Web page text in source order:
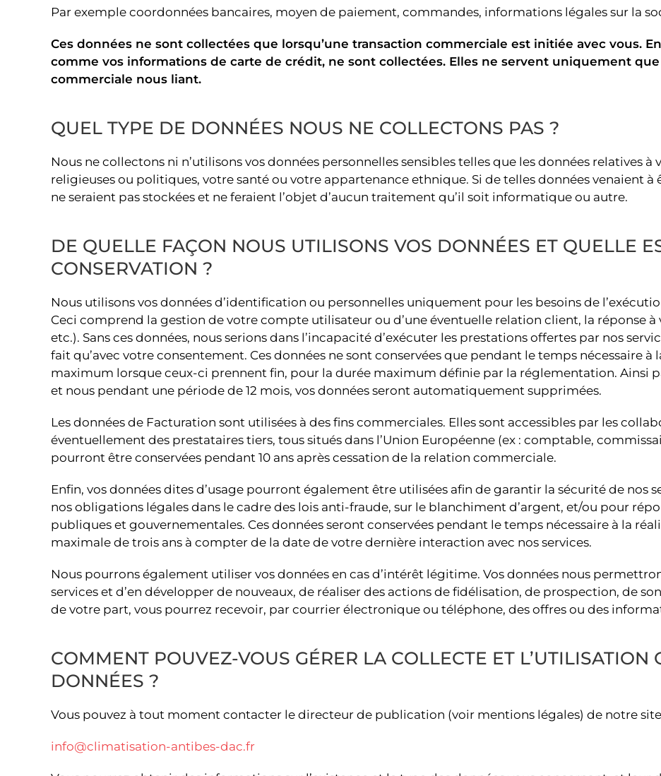
Par exemple coordonnées bancaires, moyen de paiement, commandes, informations légales sur la
Ces données ne sont collectées que lorsqu’une transaction commerciale est initiée avec vous.
comme vos informations de carte de crédit, ne sont collectées. Elles ne servent uniquement
commerciale nous liant.
QUEL TYPE DE DONNÉES NOUS NE COLLECTONS PAS ?
Nous ne collectons ni n’utilisons vos données personnelles sensibles telles que les données relatives
religieuses ou politiques, votre santé ou votre appartenance ethnique. Si de telles données venaient à
ne seraient pas stockées et ne feraient l’objet d’aucun traitement qu’il soit informatique ou autre.
DE QUELLE FAÇON NOUS UTILISONS VOS DONNÉES ET QUELLE
CONSERVATION ?
Nous utilisons vos données d’identification ou personnelles uniquement pour les besoins de
Ceci comprend la gestion de votre compte utilisateur ou d’une éventuelle relation client, la réponse
etc.). Sans ces données, nous serions dans l’incapacité d’exécuter les prestations offertes par nos
fait qu’avec votre consentement. Ces données ne sont conservées que pendant le temps nécessaire à
maximum lorsque ceux-ci prennent fin, pour la durée maximum définie par la réglementation. Ainsi
et nous pendant une période de 12 mois, vos données seront automatiquement supprimées.
Les données de Facturation sont utilisées à des fins commerciales. Elles sont accessibles par les
éventuellement des prestataires tiers, tous situés dans l’Union Européenne (ex : comptable,
pourront être conservées pendant 10 ans après cessation de la relation commerciale.
Enfin, vos données dites d’usage pourront également être utilisées afin de garantir la sécurité de nos
nos obligations légales dans le cadre des lois anti-fraude, sur le blanchiment d’argent, et/ou pour
publiques et gouvernementales. Ces données seront conservées pendant le temps nécessaire à la
maximale de trois ans à compter de la date de votre dernière interaction avec nos services.
Nous pourrons également utiliser vos données en cas d’intérêt légitime. Vos données nous
services et d’en développer de nouveaux, de réaliser des actions de fidélisation, de prospection, de
de votre part, vous pourrez recevoir, par courrier électronique ou téléphone, des offres ou des
COMMENT POUVEZ-VOUS GÉRER LA COLLECTE ET L’UTILISATION
DONNÉES ?
Vous pouvez à tout moment contacter le directeur de publication (voir mentions légales) de notre site
info@climatisation-antibes-dac.fr